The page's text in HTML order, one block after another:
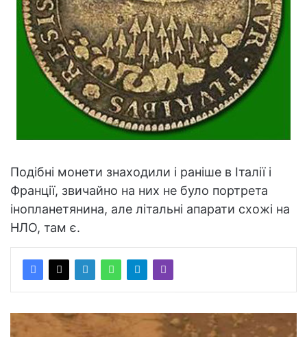
Подібні монети знаходили і раніше в Італії і
Франції, звичайно на них не було портрета
інопланетянина, але літальні апарати схожі на
НЛО, там є.